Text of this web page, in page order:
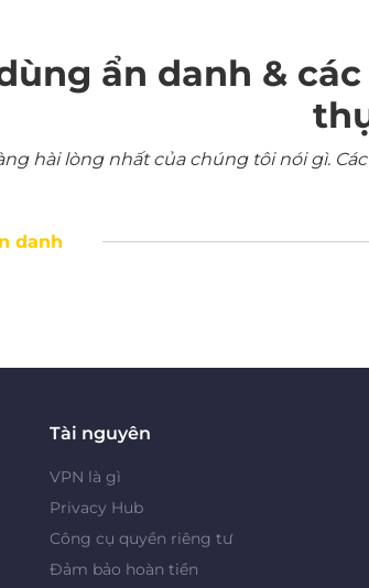
ẩn danh &
hài lòng nhất của chúng tôi nói gì.
danh
Tài nguyên
VPN là gì
Privacy Hub
Công cụ quyền riêng tư
Đảm bảo hoàn tiền